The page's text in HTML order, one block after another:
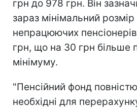
грн до 978 грн. Він
зараз мінімальний розмір
непрацюючих
грн, що на 30 грн більше
мінімуму.
"Пенсійний фонд
необхідні для